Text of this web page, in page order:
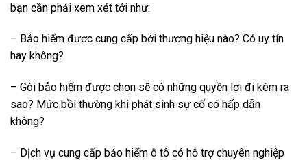
bạn cần phải xem xét tới như:
– Bảo hiểm được cung cấp bởi thương hiệu nào? Có uy tín
hay không?
– Gói bảo hiểm được chọn sẽ có những quyền lợi đi kèm ra
sao? Mức bồi thường khi phát sinh sự cố có hấp dẫn
không?
– Dịch vụ cung cấp bảo hiểm ô tô có hỗ trợ chuyên nghiệp